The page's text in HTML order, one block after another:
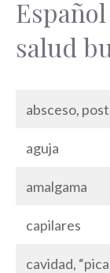
salud
absceso,
aguja
amalgama
capilares
cavidad,